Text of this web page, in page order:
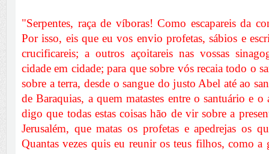
"Serpentes, raça de víboras! Como escapareis da
Por isso, eis que eu vos envio profetas, sábios e
crucificareis; a outros açoitareis nas vossas
cidade em cidade; para que sobre vós recaia todo o
sobre a terra, desde o sangue do justo Abel até ao
de Baraquias, a quem matastes entre o santuário e
digo que todas estas coisas hão de vir sobre a
Jerusalém, que matas os profetas e apedrejas os
Quantas vezes quis eu reunir os teus filhos, como a